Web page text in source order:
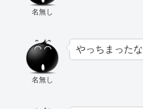
名無し
名無し
やっちまったな